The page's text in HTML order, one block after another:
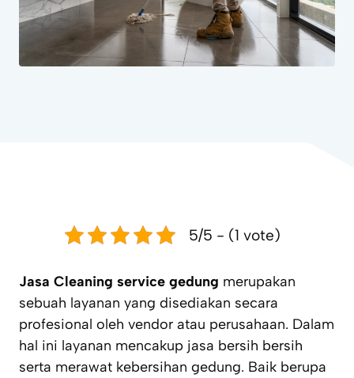
5/5 - (1 vote)
Jasa Cleaning service gedung merupakan
sebuah layanan yang disediakan secara
profesional oleh vendor atau perusahaan. Dalam
hal ini layanan mencakup jasa bersih bersih
serta merawat kebersihan gedung. Baik berupa